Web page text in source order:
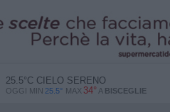
25.5°CCIELO SERENO
OGGI MIN 25.5° MAX 34° A BISCEGLIE